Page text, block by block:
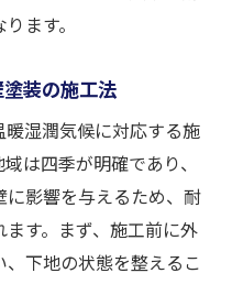
ます。
装の施工法
湿潤気候に対応する施
は四季が明確であり、
影響を与えるため、耐
す。まず、施工前に外
下地の状態を整えるこ